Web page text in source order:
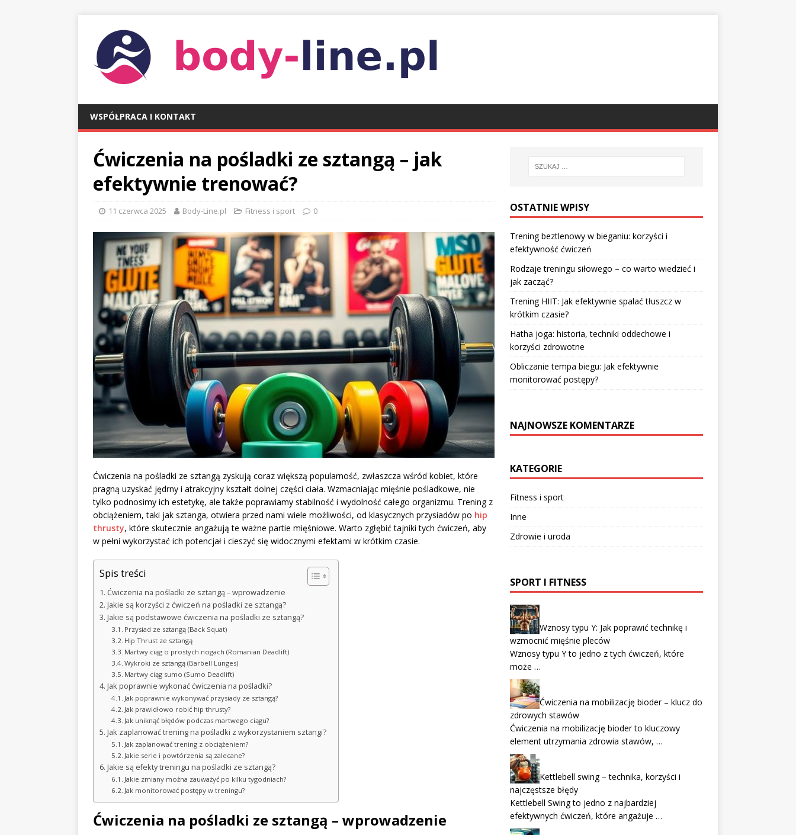
WSPÓŁPRACA I KONTAKT
Ćwiczenia na pośladki ze sztangą – jak
efektywnie trenować?
11 czerwca 2025 Body-Line.pl Fitness i sport 0
Ćwiczenia na pośladki ze sztangą zyskują coraz większą popularność, zwłaszcza wśród kobiet, które
pragną uzyskać jędrny i atrakcyjny kształt dolnej części ciała. Wzmacniając mięśnie pośladkowe, nie
tylko podnosimy ich estetykę, ale także poprawiamy stabilność i wydolność całego organizmu. Trening z
obciążeniem, taki jak sztanga, otwiera przed nami wiele możliwości, od klasycznych przysiadów po hip
thrusty, które skutecznie angażują te ważne partie mięśniowe. Warto zgłębić tajniki tych ćwiczeń, aby
w pełni wykorzystać ich potencjał i cieszyć się widocznymi efektami w krótkim czasie.
Spis treści
Ćwiczenia na pośladki ze sztangą – wprowadzenie
Jakie są korzyści z ćwiczeń na pośladki ze sztangą?
Jakie są podstawowe ćwiczenia na pośladki ze sztangą?
Przysiad ze sztangą (Back Squat)
Hip Thrust ze sztangą
Martwy ciąg o prostych nogach (Romanian Deadlift)
Wykroki ze sztangą (Barbell Lunges)
Martwy ciąg sumo (Sumo Deadlift)
Jak poprawnie wykonać ćwiczenia na pośladki?
Jak poprawnie wykonywać przysiady ze sztangą?
Jak prawidłowo robić hip thrusty?
Jak uniknąć błędów podczas martwego ciągu?
Jak zaplanować trening na pośladki z wykorzystaniem sztangi?
Jak zaplanować trening z obciążeniem?
Jakie serie i powtórzenia są zalecane?
Jakie są efekty treningu na pośladki ze sztangą?
Jakie zmiany można zauważyć po kilku tygodniach?
Jak monitorować postępy w treningu?
Ćwiczenia na pośladki ze sztangą – wprowadzenie
OSTATNIE WPISY
Trening beztlenowy w bieganiu: korzyści i
efektywność ćwiczeń
Rodzaje treningu siłowego – co warto wiedzieć i
jak zacząć?
Trening HIIT: Jak efektywnie spalać tłuszcz w
krótkim czasie?
Hatha joga: historia, techniki oddechowe i
korzyści zdrowotne
Obliczanie tempa biegu: Jak efektywnie
monitorować postępy?
NAJNOWSZE KOMENTARZE
KATEGORIE
Fitness i sport
Inne
Zdrowie i uroda
SPORT I FITNESS
Wznosy typu Y: Jak poprawić technikę i
wzmocnić mięśnie pleców
Wznosy typu Y to jedno z tych ćwiczeń, które
może …
Ćwiczenia na mobilizację bioder – klucz do
zdrowych stawów
Ćwiczenia na mobilizację bioder to kluczowy
element utrzymania zdrowia stawów, …
Kettlebell swing – technika, korzyści i
najczęstsze błędy
Kettlebell Swing to jedno z najbardziej
efektywnych ćwiczeń, które angażuje …